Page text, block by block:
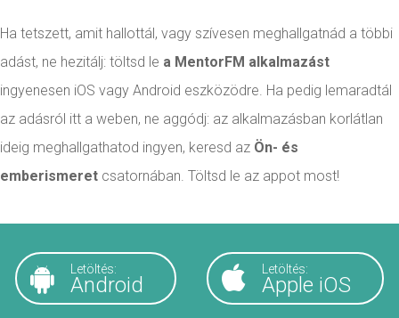
Ha tetszett, amit hallottál, vagy szívesen meghallgatnád a többi
adást, ne hezitálj: töltsd le a MentorFM alkalmazást
ingyenesen iOS vagy Android eszközödre. Ha pedig lemaradtál
az adásról itt a weben, ne aggódj: az alkalmazásban korlátlan
ideig meghallgathatod ingyen, keresd az Ön- és
emberismeret csatornában. Töltsd le az appot most!
Letöltés:
Android
Letöltés:
Apple iOS